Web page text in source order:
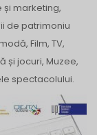
și marketing,
de patrimoniu
Film, TV,
și jocuri, Muzee,
spectacolului.